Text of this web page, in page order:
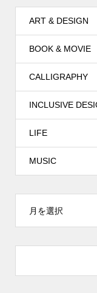
ART & DESIGN
BOOK & MOVIE
CALLIGRAPHY
INCLUSIVE
LIFE
MUSIC
月を選択